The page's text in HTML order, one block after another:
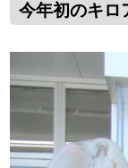
今年初のキロ